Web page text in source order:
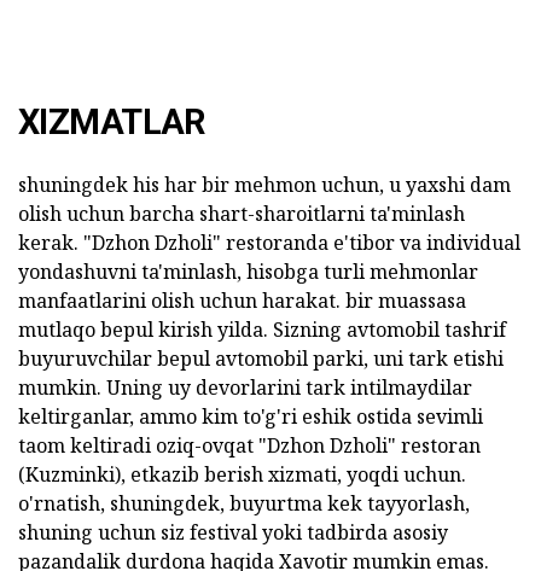
XIZMATLAR
shuningdek his har bir mehmon uchun, u yaxshi dam
olish uchun barcha shart-sharoitlarni ta'minlash
kerak. "Dzhon Dzholi" restoranda e'tibor va individual
yondashuvni ta'minlash, hisobga turli mehmonlar
manfaatlarini olish uchun harakat. bir muassasa
mutlaqo bepul kirish yilda. Sizning avtomobil tashrif
buyuruvchilar bepul avtomobil parki, uni tark etishi
mumkin. Uning uy devorlarini tark intilmaydilar
keltirganlar, ammo kim to'g'ri eshik ostida sevimli
taom keltiradi oziq-ovqat "Dzhon Dzholi" restoran
(Kuzminki), etkazib berish xizmati, yoqdi uchun.
o'rnatish, shuningdek, buyurtma kek tayyorlash,
shuning uchun siz festival yoki tadbirda asosiy
pazandalik durdona haqida Xavotir mumkin emas.